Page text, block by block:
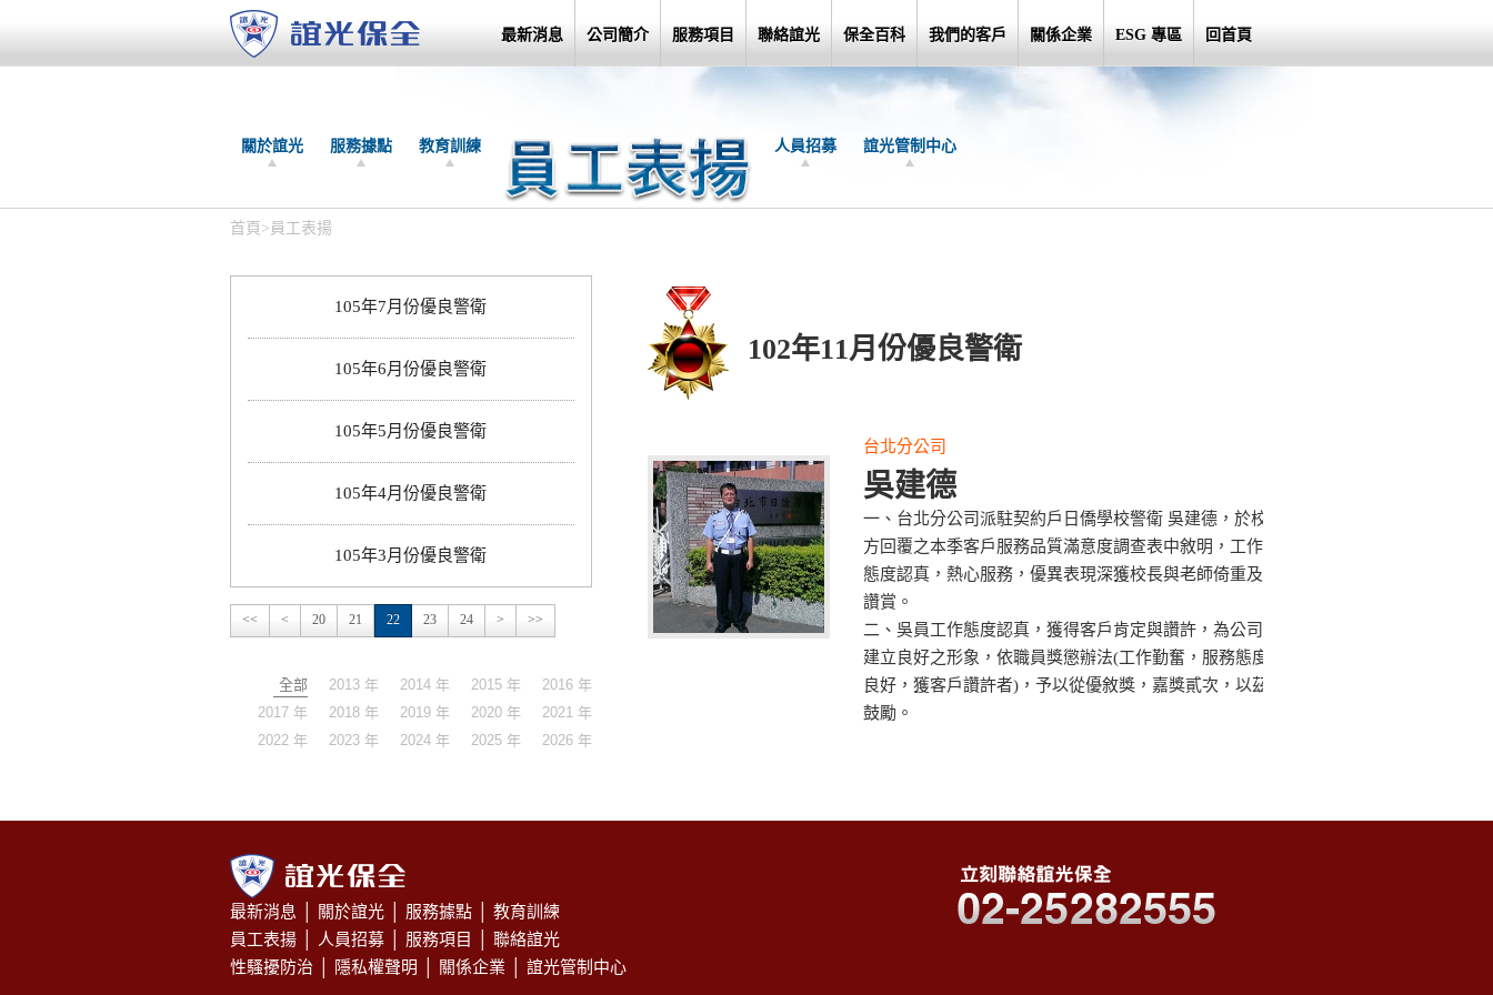
最新消息 公司簡介 服務項目 聯絡誼光 保全百科 我們的客戶 關係企業 ESG 專區 回首頁
關於誼光 服務據點 教育訓練 人員招募 誼光管制中心
首頁 > 員工表揚
105年7月份優良警衛
105年6月份優良警衛
105年5月份優良警衛
105年4月份優良警衛
105年3月份優良警衛
<< < 20 21 22 23 24 > >>
全部 2013 年 2014 年 2015 年
2016 年
2017 年
2018 年 2019 年 2020 年
2021 年
2022 年
2023 年 2024 年 2025 年 2026 年
102年11月份優良警衛
台北分公司
吳建德
一、台北分公司派駐契約戶日僑學校警衛 吳建德，於校
方回覆之本季客戶服務品質滿意度調查表中敘明，工作
態度認真，熱心服務，優異表現深獲校長與老師倚重及
讚賞。
二、吳員工作態度認真，獲得客戶肯定與讚許，為公司
建立良好之形象，依職員獎懲辦法(工作勤奮，服務態度
良好，獲客戶讚許者)，予以從優敘獎，嘉獎貳次，以茲
鼓勵。
最新消息 關於誼光 服務據點
教育訓練
員工表揚
人員招募 服務項目
聯絡誼光
性騷擾防治
隱私權聲明 關係企業 誼光管制中心